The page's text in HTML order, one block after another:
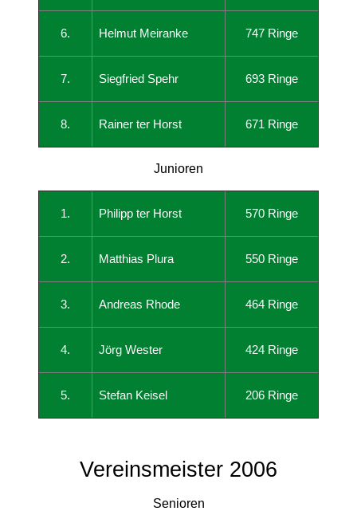
6. Helmut Meiranke 747 Ringe
7. Siegfried Spehr 693 Ringe
8. Rainer ter Horst 671 Ringe
Junioren
1. Philipp ter Horst 570 Ringe
2. Matthias Plura 550 Ringe
3. Andreas Rhode 464 Ringe
4. Jörg Wester 424 Ringe
5. Stefan Keisel 206 Ringe
Vereinsmeister 2006
Senioren